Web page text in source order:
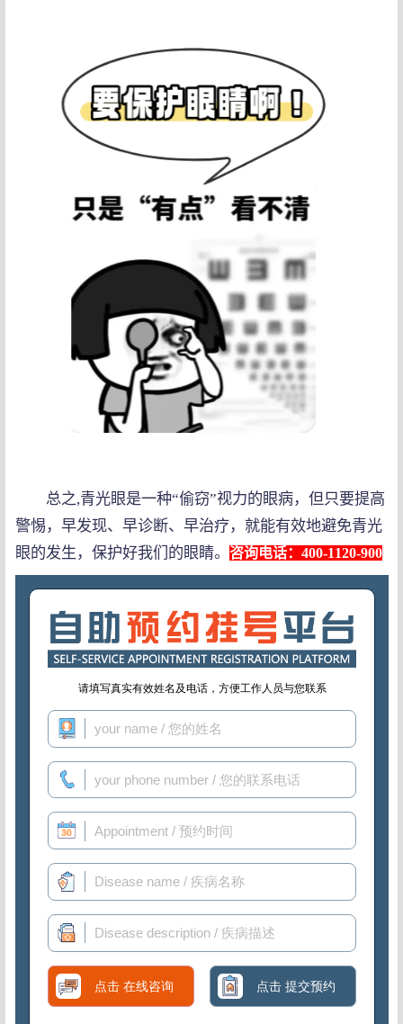
总之,青光眼是一种“偷窃”视力的眼病，但只要提高
警惕，早发现、早诊断、早治疗，就能有效地避免青光
眼的发生，保护好我们的眼睛。 咨询电话：400-1120-900